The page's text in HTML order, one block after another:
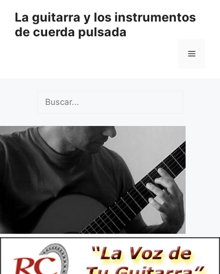
contenido
La guitarra y los instrumentos
de cuerda pulsada
Menú